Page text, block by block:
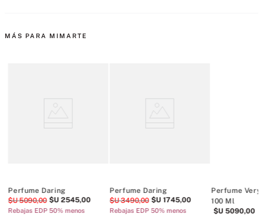
MÁS PARA MIMARTE
Perfume Daring
$U 5090,00 $U 2545,00
Rebajas EDP 50% menos
Perfume Daring
$U 3490,00 $U 1745,00
Rebajas EDP 50% menos
Perfume
100 Ml
$U 5090,00